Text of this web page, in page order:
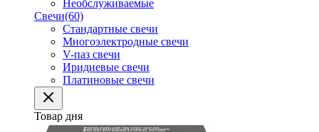
Необслуживаемые
Свечи(60)
Стандартные свечи
Многоэлектродные свечи
V-паз свечи
Иридиевые свечи
Платиновые свечи
Товар дня